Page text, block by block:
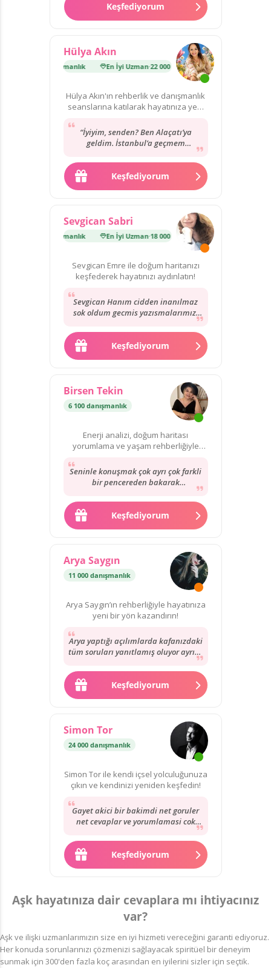
Keşfediyorum
Hülya Akın
22 000 danışmanlık En İyi Uzman·22 000 danışmanlık
Hülya Akın'ın rehberlik ve danışmanlık
seanslarına katılarak hayatınıza yeni
“İyiyim, senden? Ben Alaçatı’ya
geldim. İstanbul’a geçmem
artık… ama isterdim.”
Keşfediyorum
Sevgican Sabri
18 000 danışmanlık En İyi Uzman·18 000 danışmanlık
Sevgican Emre ile doğum haritanızı
keşfederek hayatınızı aydınlatın!
Sevgican Hanım cidden inanılmaz
sok oldum gecmis yazısmalarımızı
yasadım. kendisi...
Keşfediyorum
Birsen Tekin
6 100 danışmanlık
Enerji analizi, doğum haritası
yorumlama ve yaşam rehberliğiyle
Seninle konuşmak çok ayrı çok farkli
bir pencereden bakarak
yetenek !!! Sonradan...
Keşfediyorum
Arya Saygın
11 000 danışmanlık
Arya Saygın’ın rehberliğiyle hayatınıza
yeni bir yön kazandırın!
Arya yaptığı açılımlarda kafanızdaki
tüm soruları yanıtlamış oluyor ayrıca
çok...
Keşfediyorum
Simon Tor
24 000 danışmanlık
Simon Tor ile kendi içsel yolculuğunuza
çıkın ve kendinizi yeniden keşfedin!
Gayet akici bir bakimdi net goruler
net cevaplar ve yorumlamasi cok
iyidi Simon Bey’in. Tavsiye ediyorum.
💕💕💕💕💕💕💕💕💕💕💕💕💕💕💕💕💕
💕💕💕💕💕💕💕💕💕💕💕💕💕💕💕💕💕
💕💕💕💕💕💕💕💕💕💕💕💕💕💕💕💕💕
Keşfediyorum
Aşk hayatınıza dair cevaplara mı ihtiyacınız
var?
Aşk ve ilişki uzmanlarımızın size en iyi hizmeti vereceğini garanti ediyoruz.
Her konuda sorunlarınızı çözmenizi sağlayacak spiritüel bir deneyim
sunmak için 300'den fazla koç arasından en iyilerini sizler için seçtik.